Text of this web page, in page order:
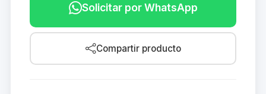
Solicitar por WhatsApp
Compartir producto